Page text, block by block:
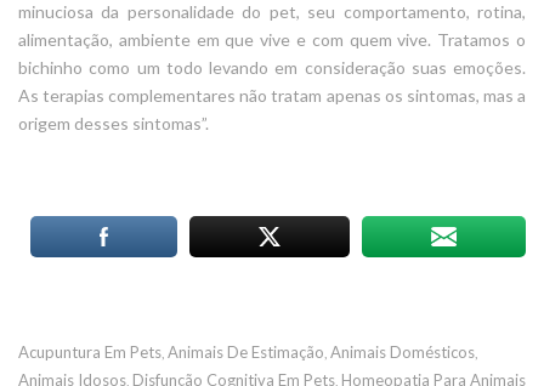
minuciosa da personalidade do pet, seu comportamento, rotina,
alimentação, ambiente em que vive e com quem vive. Tratamos o
bichinho como um todo levando em consideração suas emoções.
As terapias complementares não tratam apenas os sintomas, mas a
origem desses sintomas”.
Acupuntura Em Pets, Animais De Estimação, Animais Domésticos,
Animais Idosos, Disfunção Cognitiva Em Pets, Homeopatia Para Animais